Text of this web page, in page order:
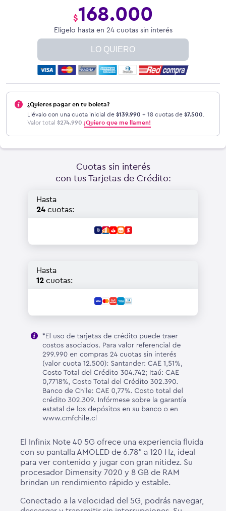
$168.000
Elígelo hasta en 24 cuotas sin interés
LO QUIERO
¿Quieres pagar en tu boleta?
Llévalo con una cuota inicial de $139.990 + 18 cuotas de $7.500.
Valor total $274.990.¡Quiero que me llamen!
Cuotas sin interés
con tus Tarjetas de Crédito:
Hasta
24 cuotas:
Hasta
12 cuotas:
El Infinix Note 40 5G ofrece una experiencia fluida
con su pantalla AMOLED de 6.78" a 120 Hz, ideal
para ver contenido y jugar con gran nitidez. Su
procesador Dimensity 7020 y 8 GB de RAM
brindan un rendimiento rápido y estable.
Conectado a la velocidad del 5G, podrás navegar,